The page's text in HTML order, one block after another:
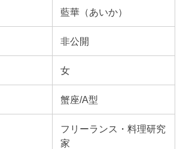
藍華（あいか）
非公開
女
蟹座/A型
フリーランス・料理研究
家